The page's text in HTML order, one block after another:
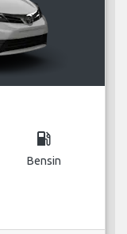
local_gas_station
Bensin